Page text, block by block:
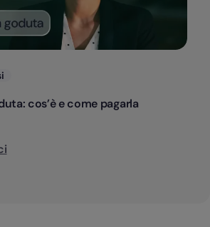
cos’è e come pagarla